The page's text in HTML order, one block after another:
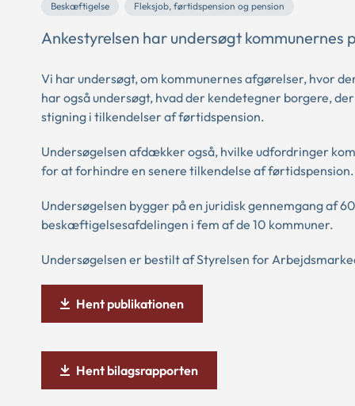
Beskæftigelse Fleksjob, førtidspension og pension
Ankestyrelsen har undersøgt
Vi har undersøgt, om kommunernes afgørelser, hvor
har også undersøgt, hvad der kendetegner borgere,
stigning i tilkendelser af førtidspension.
Undersøgelsen afdækker også, hvilke udfordringer
for at forhindre en senere tilkendelse af førtidspension.
Undersøgelsen bygger på en juridisk gennemgang af
beskæftigelsesafdelingen i fem af de 10 kommuner.
Undersøgelsen er bestilt af Styrelsen for
Hent publikationen
Hent bilagsrapporten